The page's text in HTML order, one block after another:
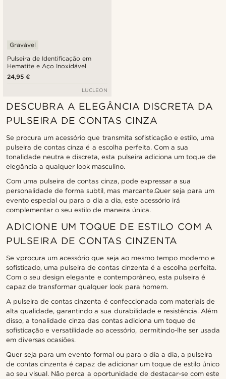
Pulseira de Identificação em
Hematite e Aço Inoxidável
Gravável
24,95 €
LUCLEON
DESCUBRA A ELEGÂNCIA DISCRETA DA
PULSEIRA DE CONTAS CINZA
Se procura um acessório que transmita sofisticação e estilo, uma
pulseira de contas cinza é a escolha perfeita. Com a sua
tonalidade neutra e discreta, esta pulseira adiciona um toque de
elegância a qualquer look masculino.
Com uma pulseira de contas cinza, pode expressar a sua
personalidade de forma subtil, mas marcante.Quer seja para um
evento especial ou para o dia a dia, este acessório irá
complementar o seu estilo de maneira única.
ADICIONE UM TOQUE DE ESTILO COM A
PULSEIRA DE CONTAS CINZENTA
Se vprocura um acessório que seja ao mesmo tempo moderno e
sofisticado, uma pulseira de contas cinzenta é a escolha perfeita.
Com o seu design elegante e contemporâneo, esta pulseira é
capaz de transformar qualquer look para homem.
A pulseira de contas cinzenta é confeccionada com materiais de
alta qualidade, garantindo a sua durabilidade e resistência. Além
disso, a tonalidade cinza das contas adiciona um toque de
sofisticação e versatilidade ao acessório, permitindo-lhe ser usada
em diversas ocasiões.
Quer seja para um evento formal ou para o dia a dia, a pulseira
de contas cinzenta é capaz de adicionar um toque de estilo único
ao seu visual. Não perca a oportunidade de destacar-se com este